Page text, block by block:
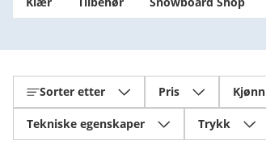
Sorter etter Pris Kjønn
Tekniske egenskaper Trykk